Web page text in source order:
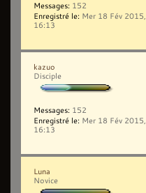
Messages: 152
Enregistré le: Mer 18 Fév 2015,
16:13
kazuo
Disciple
Messages: 152
Enregistré le: Mer 18 Fév 2015,
16:13
Luna
Novice